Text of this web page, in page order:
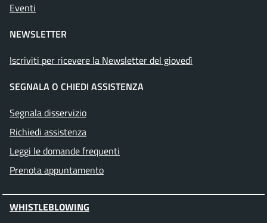
Eventi
NEWSLETTER
Iscriviti per ricevere la Newsletter del giovedì
SEGNALA O CHIEDI ASSISTENZA
Segnala disservizio
Richiedi assistenza
Leggi le domande frequenti
Prenota appuntamento
WHISTLEBLOWING